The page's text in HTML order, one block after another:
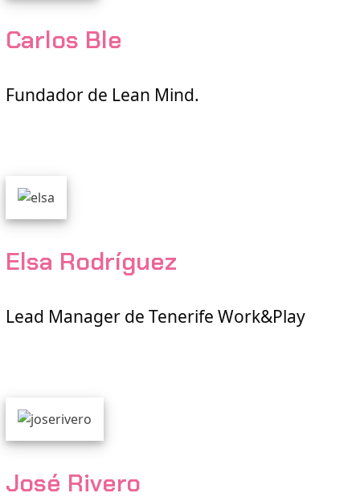
Carlos Ble
Fundador de Lean Mind.
Elsa Rodríguez
Lead Manager de Tenerife Work&Play
José Rivero